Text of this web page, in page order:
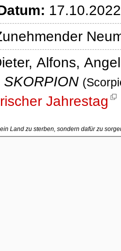
17.10.2022
Alfons,
SKORPION
Jahrestag
Land zu sterben, sondern dafür zu